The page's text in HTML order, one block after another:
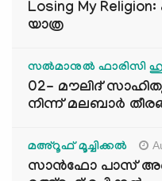
Losing My
യാത്ര
സൽമാനുൽ ഫാരിസി
02- മൗലിദ്
നിന്ന് മലബാർ
മഅ്റൂഫ് മൂച്ചിക്കല്‍
സാൻഫോ പാസ്